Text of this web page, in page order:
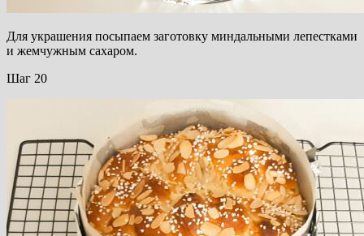
Для украшения посыпаем заготовку миндальными лепестками
и жемчужным сахаром.
Шаг 20